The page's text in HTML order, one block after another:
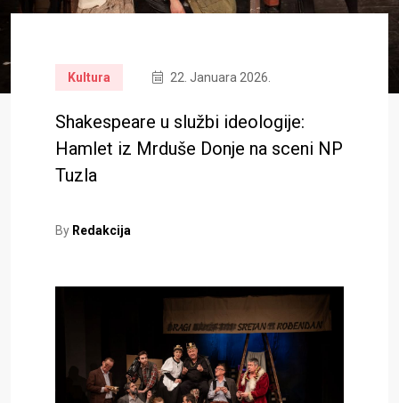
Kultura 22. Januara 2026.
Shakespeare u službi ideologije:
Hamlet iz Mrduše Donje na sceni NP
Tuzla
By Redakcija